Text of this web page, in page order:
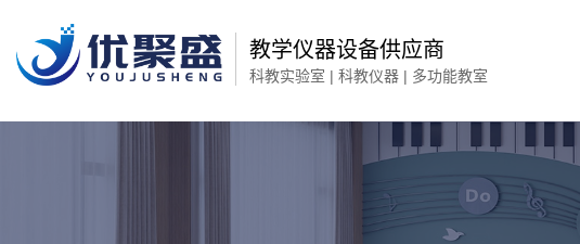
教学仪器设备供应商
科教实验室 | 科教仪器 | 多功能教室